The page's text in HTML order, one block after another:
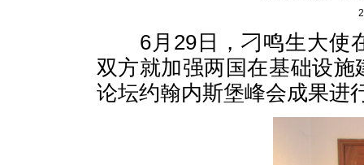
6月29日，刁鸣生大使
双方就加强两国在基础设
论坛约翰内斯堡峰会成果进